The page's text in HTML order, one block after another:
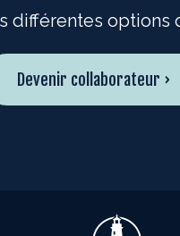
différentes options
Devenir collaborateur ›